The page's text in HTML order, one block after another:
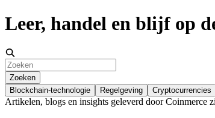
Leer, handel en blijf op
Zoeken
Blockchain-technologie
Regelgeving Cryptocurrencies
Artikelen, blogs en insights geleverd door Coinmerce